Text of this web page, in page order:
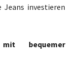
investieren
bequemer